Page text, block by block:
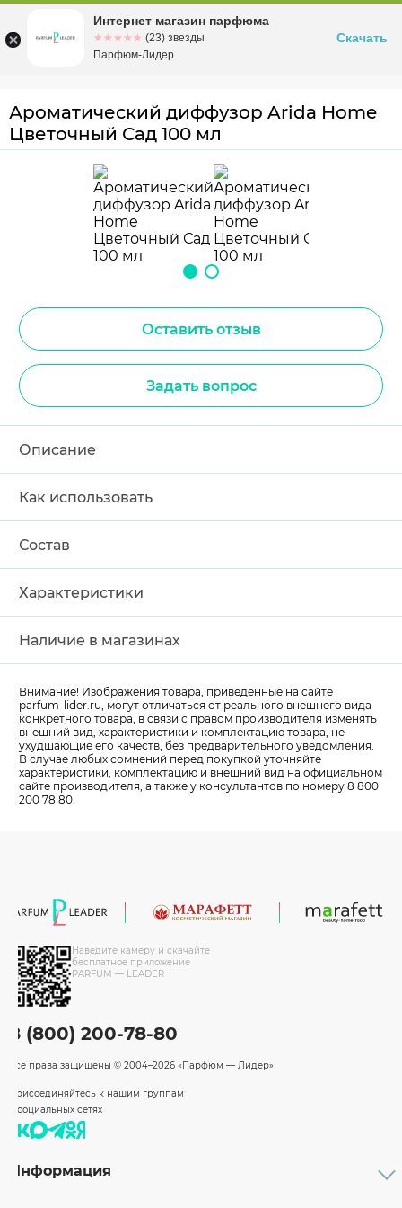
Омскул. Заозерная, 11, к. 1
Ароматический диффузор Arida Home
Цветочный Сад 100 мл
Оставить отзыв
Задать вопрос
Описание
Как использовать
Состав
Характеристики
Наличие в магазинах
Внимание! Изображения товара, приведенные на сайте
parfum-lider.ru, могут отличаться от реального внешнего вида
конкретного товара, в связи с правом производителя изменять
внешний вид, характеристики и комплектацию товара, не
ухудшающие его качеств, без предварительного уведомления.
В случае любых сомнений перед покупкой уточняйте
характеристики, комплектацию и внешний вид на официальном
сайте производителя, а также у консультантов по номеру 8 800
200 78 80.
Наведите камеру и скачайте
бесплатное приложение
PARFUM — LEADER
8 (800) 200-78-80
Все права защищены © 2004–2026 «Парфюм — Лидер»
Присоединяйтесь к нашим группам
в социальных сетях
Информация
Интернет магазин парфюма
☆☆☆☆☆
★★★★★ (23) звезды
Парфюм-Лидер
Скачать